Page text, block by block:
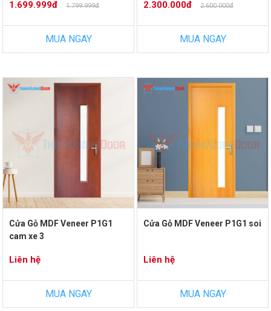
1.699.999đ 1.799.999đ
MUA NGAY
2.300.000đ 2.600.000đ
MUA NGAY
Cửa Gỗ MDF Veneer P1G1
cam xe 3
Liên hệ
MUA NGAY
Cửa Gỗ MDF Veneer P1G1 soi
Liên hệ
MUA NGAY